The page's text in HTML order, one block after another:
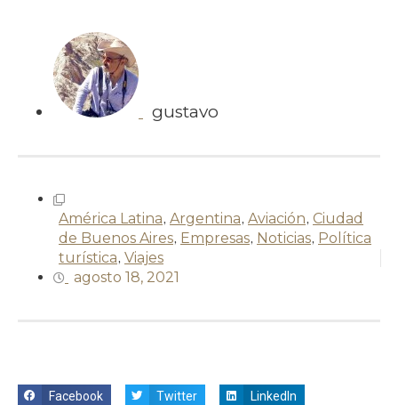
gustavo
América Latina, Argentina, Aviación, Ciudad
de Buenos Aires, Empresas, Noticias, Política
turística, Viajes
agosto 18, 2021
Facebook Twitter
LinkedIn